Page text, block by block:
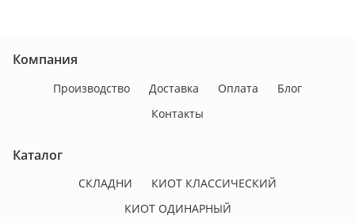
Компания
Производство Доставка Оплата
Блог
Контакты
Каталог
СКЛАДНИ
КИОТ КЛАССИЧЕСКИЙ
КИОТ ОДИНАРНЫЙ